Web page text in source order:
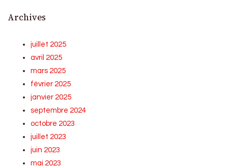
Archives
juillet 2025
avril 2025
mars 2025
février 2025
janvier 2025
septembre 2024
octobre 2023
juillet 2023
juin 2023
mai 2023